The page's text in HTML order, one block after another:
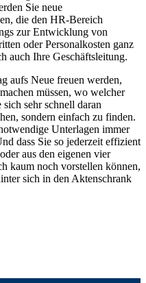
Sie neue
die den HR-Bereich
zur Entwicklung von
oder Personalkosten ganz
auch Ihre Geschäftsleitung.
aufs Neue freuen werden,
müssen, wo welcher
sehr schnell daran
sondern einfach zu finden.
Unterlagen immer
dass Sie so jederzeit effizient
aus den eigenen vier
kaum noch vorstellen können,
sich in den Aktenschrank